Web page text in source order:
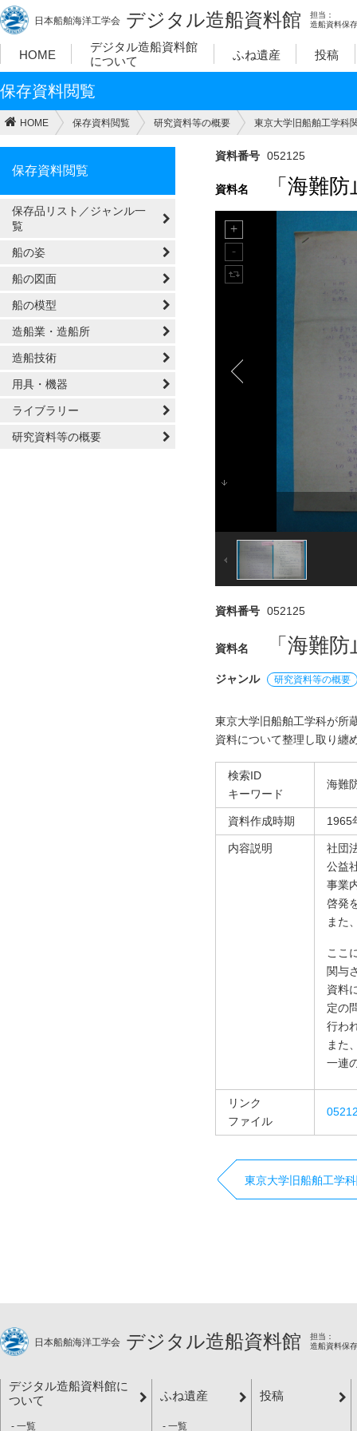
日本船舶海洋工学会 デジタル造船資料館
担当：
造船資料保
HOME
デジタル造船資料館
について
ふね遺産 投稿
保存資料閲覧
HOME 保存資料閲覧 研究資料等の概要 東京大学旧船舶工学科
保存資料閲覧
保存品リスト／ジャンル一
覧
船の姿
船の図面
船の模型
造船業・造船所
造船技術
用具・機器
ライブラリー
研究資料等の概要
資料番号 052125
資料名 「海難
資料番号 052125
資料名 「海難
ジャンル 研究資料等の概要
東京大学旧船舶工学科が所
資料について整理し取り纏
検索ID
キーワード
海難
資料作成時期 1965
内容説明
社団
公益
事業
啓発
また
ここ
関与
資料
定の
行わ
また
一連
リンク
ファイル
東京大学旧船舶工学
日本船舶海洋工学会 デジタル造船資料館
担当：
造船資料保
デジタル造船資料館に
ついて
一覧
ふね遺産
一覧
投稿